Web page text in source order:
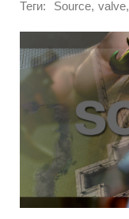
Теги: Source, valve,